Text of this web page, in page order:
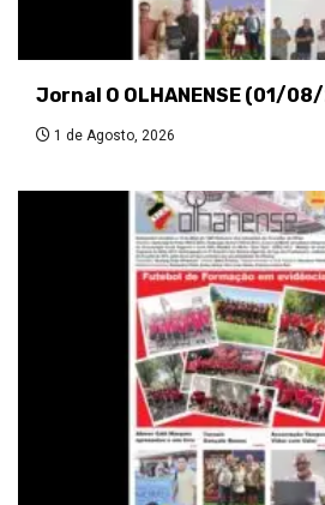
Jornal O OLHANENSE (01/
1 de Agosto, 2026